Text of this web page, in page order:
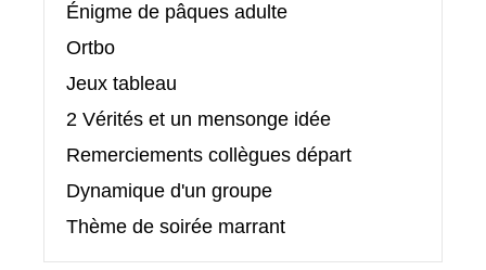
Énigme de pâques adulte
Ortbo
Jeux tableau
2 Vérités et un mensonge idée
Remerciements collègues départ
Dynamique d'un groupe
Thème de soirée marrant